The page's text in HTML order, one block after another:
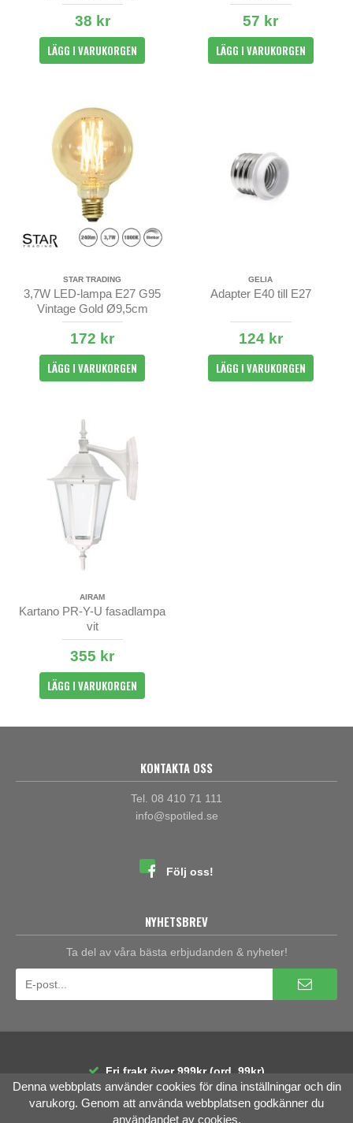
38 kr
LÄGG I VARUKORGEN
57 kr
LÄGG I VARUKORGEN
STAR TRADING
3,7W LED-lampa E27 G95
Vintage Gold Ø9,5cm
172 kr
LÄGG I VARUKORGEN
GELIA
Adapter E40 till E27
124 kr
LÄGG I VARUKORGEN
AIRAM
Kartano PR-Y-U fasadlampa
vit
355 kr
LÄGG I VARUKORGEN
KONTAKTA OSS
Tel. 08 410 71 111
info@spotiled.se
Följ oss!
NYHETSBREV
Ta del av våra bästa erbjudanden & nyheter!
Fri frakt över 999kr (ord. 99kr)
30 dagars öppet köp
Räntefri delbetalning
Denna webbplats använder cookies för dina inställningar och din
varukorg. Genom att använda webbplatsen godkänner du
användandet av cookies.